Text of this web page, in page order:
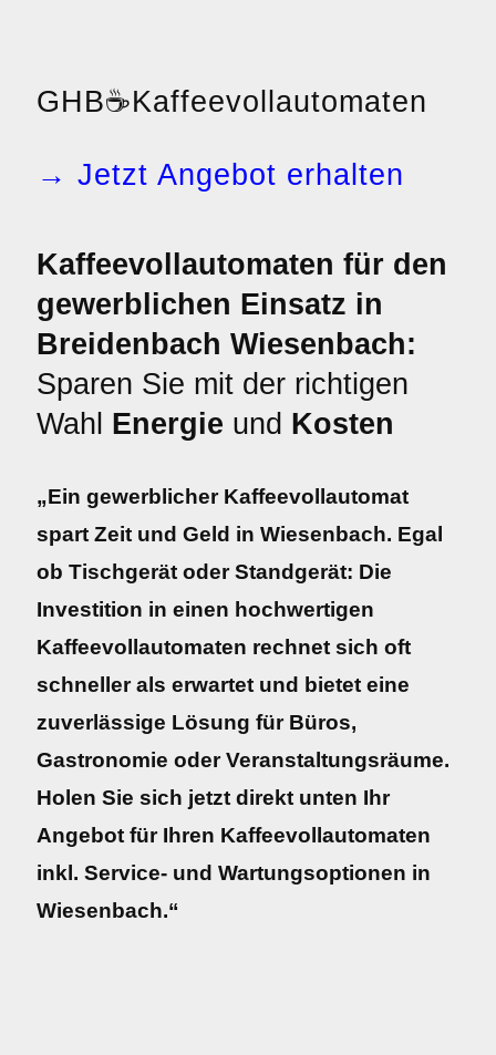
GHB☕Kaffeevollautomaten
→ Jetzt Angebot erhalten
Kaffeevollautomaten für den
gewerblichen Einsatz in
Breidenbach Wiesenbach:
Sparen Sie mit der richtigen
Wahl Energie und Kosten
„Ein gewerblicher Kaffeevollautomat
spart Zeit und Geld in Wiesenbach. Egal
ob Tischgerät oder Standgerät: Die
Investition in einen hochwertigen
Kaffeevollautomaten rechnet sich oft
schneller als erwartet und bietet eine
zuverlässige Lösung für Büros,
Gastronomie oder Veranstaltungsräume.
Holen Sie sich jetzt direkt unten Ihr
Angebot für Ihren Kaffeevollautomaten
inkl. Service- und Wartungsoptionen in
Wiesenbach.“